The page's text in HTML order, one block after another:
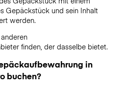
Gepäckstück und sein Inhalt
werden.
finden, der dasselbe bietet.
in
buchen?